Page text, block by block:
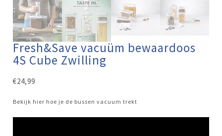
Fresh&Save vacuüm bewaardoos
4S Cube Zwilling
€24,99
Bekijk hier hoe je de bussen vacuum trekt